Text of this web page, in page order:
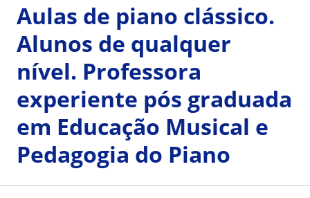
Aulas de piano clássico.
Alunos de qualquer
nível. Professora
experiente pós graduada
em Educação Musical e
Pedagogia do Piano